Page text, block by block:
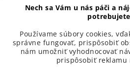
Nech sa Vám u nás páči a
Používame súbory cookies,
správne fungovať, prispôsobiť
nám umožniť vyhodnocovať
prispôsobiť reklamu
8,22 €
11,50 €
krvotvorby
8,00 €
20
6,60 €
8,25 €
60
kapsúl
4,92